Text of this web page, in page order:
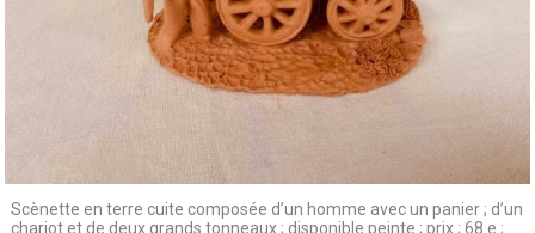
Scènette en terre cuite composée d’un homme avec un panier ; d’un
chariot et de deux grands tonneaux ; disponible peinte ; prix ; 68 e ;